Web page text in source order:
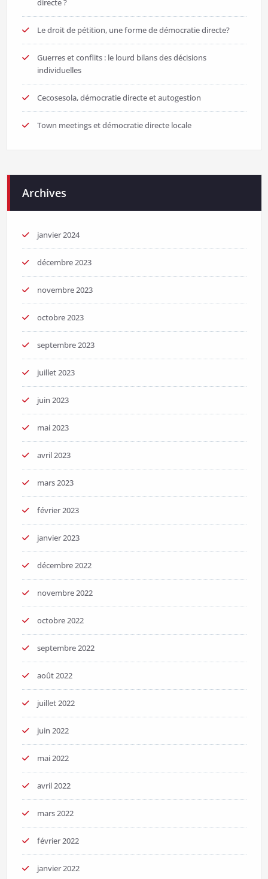
directe ?
Le droit de pétition, une forme de démocratie directe?
Guerres et conflits : le lourd bilans des décisions
individuelles
Cecosesola, démocratie directe et autogestion
Town meetings et démocratie directe locale
Archives
janvier 2024
décembre 2023
novembre 2023
octobre 2023
septembre 2023
juillet 2023
juin 2023
mai 2023
avril 2023
mars 2023
février 2023
janvier 2023
décembre 2022
novembre 2022
octobre 2022
septembre 2022
août 2022
juillet 2022
juin 2022
mai 2022
avril 2022
mars 2022
février 2022
janvier 2022